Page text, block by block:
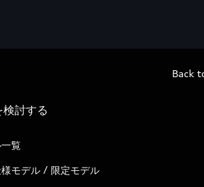
Back
討する
覧
モデル / 限定モデル